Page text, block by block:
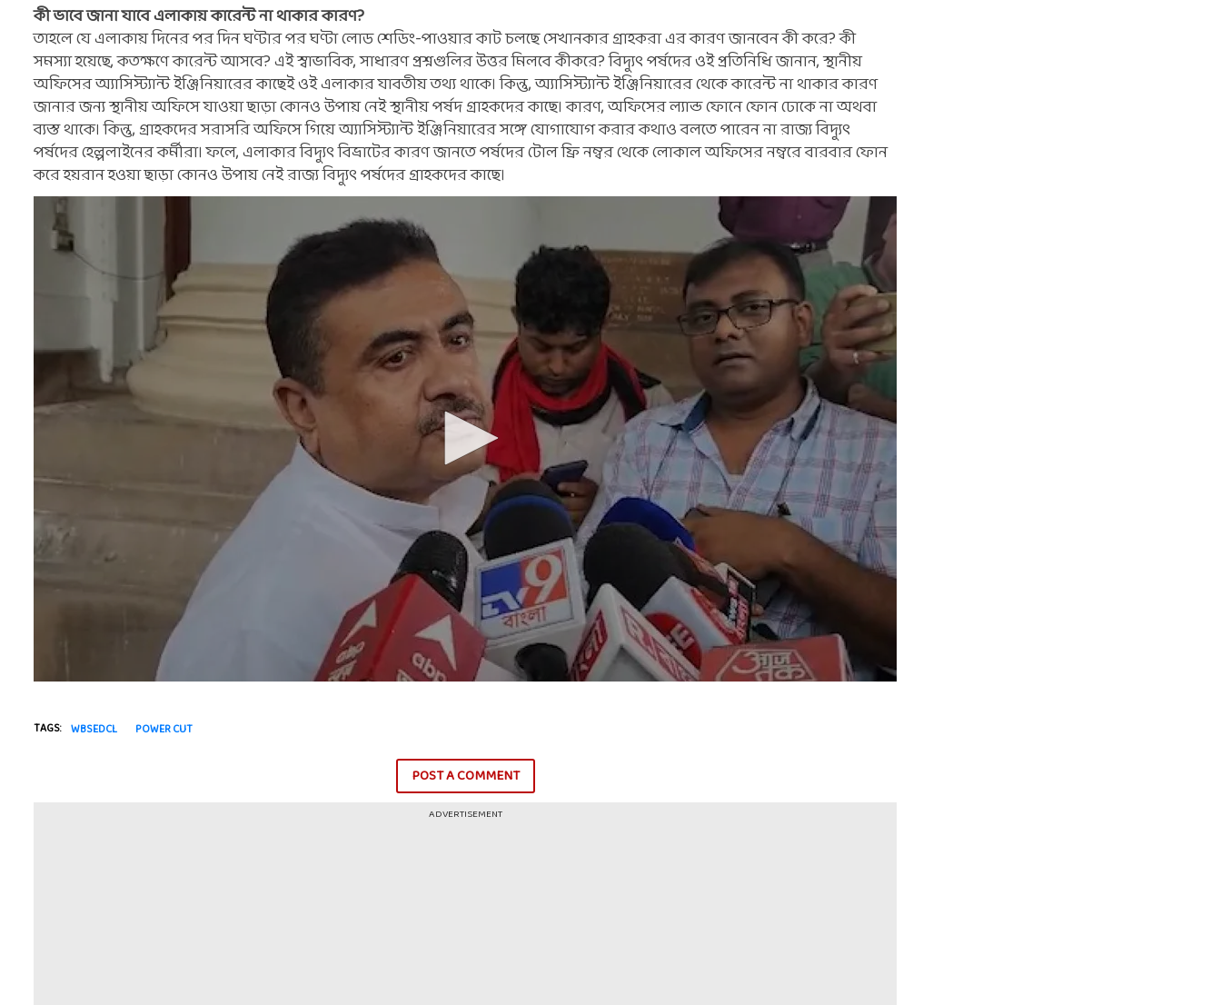
কী ভাবে জানা যাবে এলাকায় কারেন্ট না থাকার কারণ?
তাহলে যে এলাকায় দিনের পর দিন ঘণ্টার পর ঘণ্টা লোড শেডিং-পাওয়ার কাট চলছে সেখানকার গ্রাহকরা এর কারণ জানবেন কী করে? কী
সমস্যা হয়েছে, কতক্ষণে কারেন্ট আসবে? এই স্বাভাবিক, সাধারণ প্রশ্নগুলির উত্তর মিলবে কীকরে? বিদ্যুৎ পর্ষদের ওই প্রতিনিধি জানান, স্থানীয়
অফিসের অ্যাসিস্ট্যান্ট ইঞ্জিনিয়ারের কাছেই ওই এলাকার যাবতীয় তথ্য থাকে। কিন্তু, অ্যাসিস্ট্যান্ট ইঞ্জিনিয়ারের থেকে কারেন্ট না থাকার কারণ
জানার জন্য স্থানীয় অফিসে যাওয়া ছাড়া কোনও উপায় নেই স্থানীয় পর্ষদ গ্রাহকদের কাছে। কারণ, অফিসের ল্যান্ড ফোনে ফোন ঢোকে না অথবা
ব্যস্ত থাকে। কিন্তু, গ্রাহকদের সরাসরি অফিসে গিয়ে অ্যাসিস্ট্যান্ট ইঞ্জিনিয়ারের সঙ্গে যোগাযোগ করার কথাও বলতে পারেন না রাজ্য বিদ্যুৎ
পর্ষদের হেল্পলাইনের কর্মীরা। ফলে, এলাকার বিদ্যুৎ বিভ্রাটের কারণ জানতে পর্ষদের টোল ফ্রি নম্বর থেকে লোকাল অফিসের নম্বরে বারবার ফোন
করে হয়রান হওয়া ছাড়া কোনও উপায় নেই রাজ্য বিদ্যুৎ পর্ষদের গ্রাহকদের কাছে।
TAGS: WBSEDCL POWER CUT
POST A COMMENT
ADVERTISEMENT